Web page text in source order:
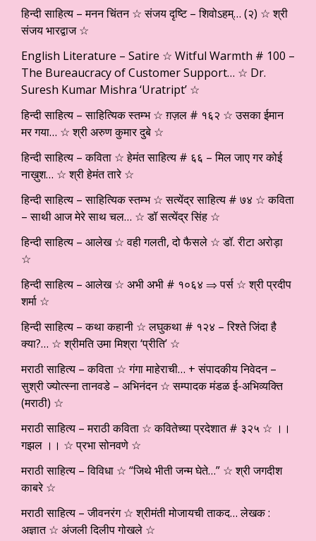
हिन्दी साहित्य – मनन चिंतन ☆ संजय दृष्टि – शिवोऽहम्… (२) ☆ श्री
संजय भारद्वाज ☆
English Literature – Satire ☆ Witful Warmth # 100 –
The Bureaucracy of Customer Support… ☆ Dr.
Suresh Kumar Mishra ‘Uratript’ ☆
हिन्दी साहित्य – साहित्यिक स्तम्भ ☆ ग़ज़ल # १६२ ☆ उसका ईमान
मर गया… ☆ श्री अरुण कुमार दुबे ☆
हिन्दी साहित्य – कविता ☆ हेमंत साहित्य # ६६ – मिल जाए गर कोई
नाख़ुश… ☆ श्री हेमंत तारे ☆
हिन्दी साहित्य – साहित्यिक स्तम्भ ☆ सत्येंद्र साहित्य # ७४ ☆ कविता
– साथी आज मेरे साथ चल… ☆ डॉ सत्येंद्र सिंह ☆
हिन्दी साहित्य – आलेख ☆ वही गलती, दो फैसले ☆ डॉ. रीटा अरोड़ा
☆
हिन्दी साहित्य – आलेख ☆ अभी अभी # १०६४ ⇒ पर्स ☆ श्री प्रदीप
शर्मा ☆
हिन्दी साहित्य – कथा कहानी ☆ लघुकथा # १२४ – रिश्ते जिंदा है
क्या?… ☆ श्रीमति उमा मिश्रा ‘प्रीति’ ☆
मराठी साहित्य – कविता ☆ गंगा माहेराची… + संपादकीय निवेदन –
सुश्री ज्योत्स्ना तानवडे – अभिनंदन ☆ सम्पादक मंडळ ई-अभिव्यक्ति
(मराठी) ☆
मराठी साहित्य – मराठी कविता ☆ कवितेच्या प्रदेशात # ३२५ ☆ ।।
गझल ।। ☆ प्रभा सोनवणे ☆
मराठी साहित्य – विविधा ☆ “जिथे भीती जन्म घेते…” ☆ श्री जगदीश
काबरे ☆
मराठी साहित्य – जीवनरंग ☆ श्रीमंती मोजायची ताकद… लेखक :
अज्ञात ☆ अंजली दिलीप गोखले ☆